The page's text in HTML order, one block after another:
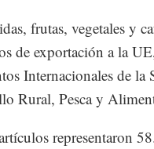
frutas, vegetales y
de exportación a la
Internacionales de la
Rural, Pesca y
representaron